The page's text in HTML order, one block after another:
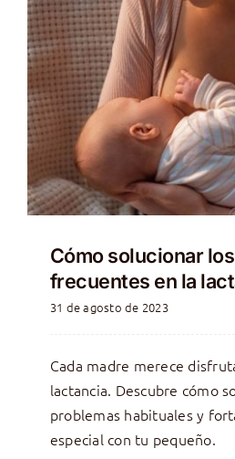
Cómo solucionar
frecuentes en la
31 de agosto de 2023
Cada madre merece
lactancia. Descubre cómo
problemas habituales y
especial con tu pequeño.